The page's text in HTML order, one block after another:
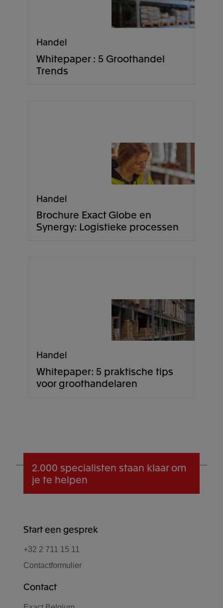
Handel
Whitepaper : 5 Groothandel
Trends
Handel
Brochure Exact Globe en
Synergy: Logistieke processen
Handel
Whitepaper: 5 praktische tips
voor groothandelaren
2.000 specialisten staan klaar om
je te helpen
Start een gesprek
+32 2 711 15 11
Contactformulier
Contact